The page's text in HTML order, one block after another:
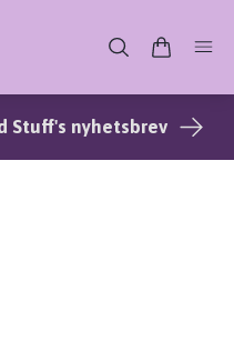
Stuff's nyhetsbrev